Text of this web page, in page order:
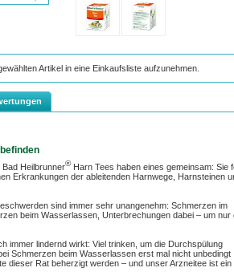
Artikel in eine Einkaufsliste aufzunehmen.
Heilbrunner®Harn Tees haben eines gemeinsam: Sie
Erkrankungen der ableitenden Harnwege, Harnsteinen
sind immer sehr unangenehm: Schmerzen im
beim Wasserlassen, Unterbrechungen dabei – um nur
immer lindernd wirkt: Viel trinken, um die Durchspülung
Schmerzen beim Wasserlassen erst mal nicht unbedingt
dieser Rat beherzigt werden – und unser Arzneitee ist ein